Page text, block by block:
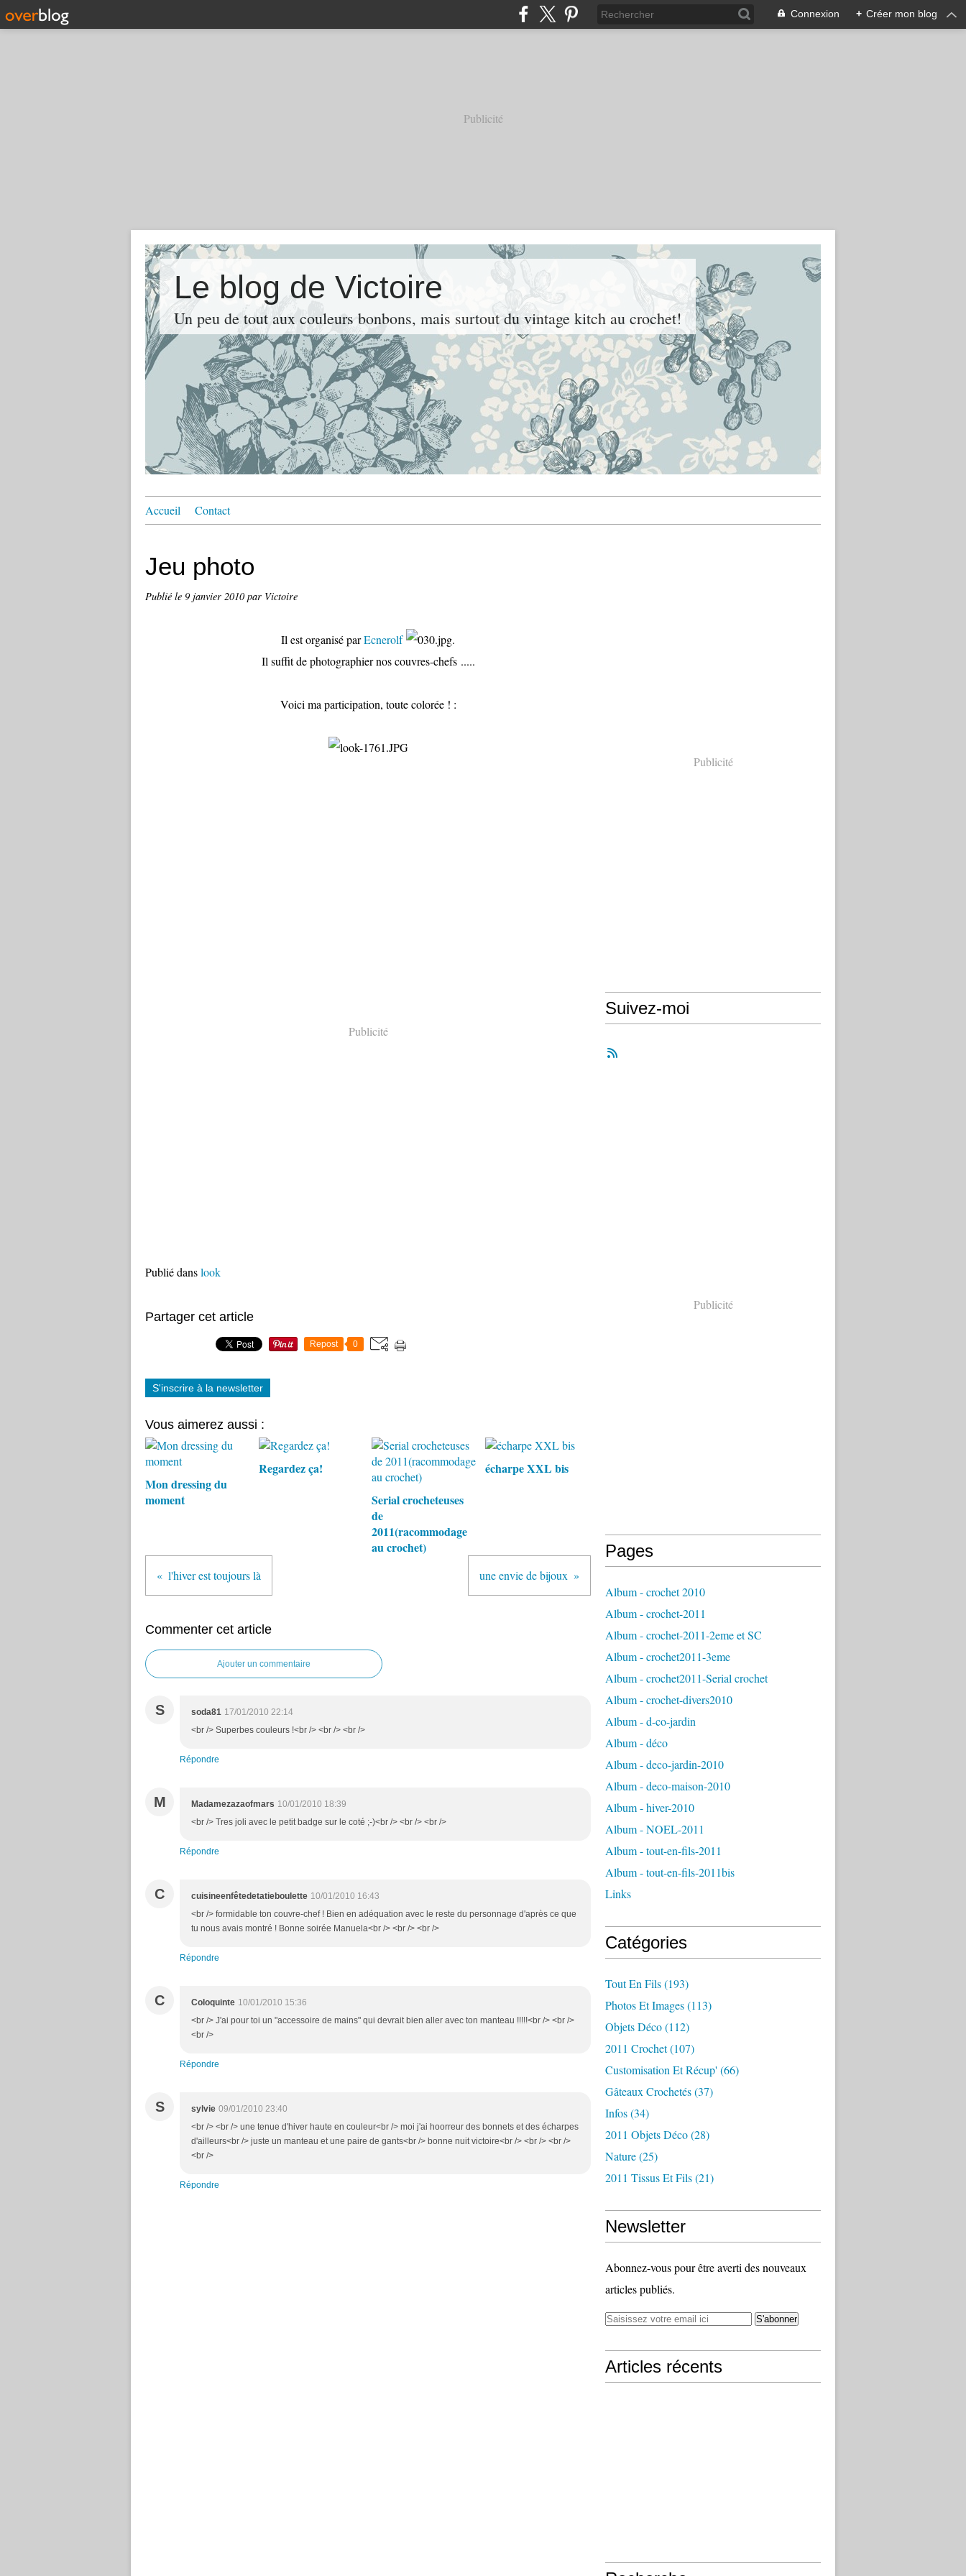
Connexion + Créer mon blog
Publicité
Le blog de Victoire
Un peu de tout aux couleurs bonbons, mais surtout du vintage kitch au crochet!
Accueil Contact
Jeu photo
Publié le 9 janvier 2010par Victoire
Il est organisé parEcnerolf
.
Il suffit de photographier nos couvres-chefs .....
Voici ma participation, toute colorée ! :
Publicité
Publié danslook
Partager cet article
Repost 0
S'inscrire à la newsletter
Vous aimerez aussi :
Mon dressing du
moment
Regardez ça!
Serial crocheteuses
de
2011(racommodage
au crochet)
écharpe XXL bis
l'hiver est toujours là une envie de bijoux
Commenter cet article
Ajouter un commentaire
S soda81 17/01/2010 22:14
<br /> Superbes couleurs !<br /> <br /> <br />
Répondre
M Madamezazaofmars 10/01/2010 18:39
<br /> Tres joli avec le petit badge sur le coté ;-)<br /> <br /> <br />
Répondre
C cuisineenfêtedetatieboulette 10/01/2010 16:43
<br /> formidable ton couvre-chef ! Bien en adéquation avec le reste du personnage d'après ce que
tu nous avais montré ! Bonne soirée Manuela<br /> <br /> <br />
Répondre
C Coloquinte 10/01/2010 15:36
<br /> J'ai pour toi un "accessoire de mains" qui devrait bien aller avec ton manteau !!!!!<br /> <br />
<br />
Répondre
S sylvie 09/01/2010 23:40
<br /> <br /> une tenue d'hiver haute en couleur<br /> moi j'ai hoorreur des bonnets et des écharpes
d'ailleurs<br /> juste un manteau et une paire de gants<br /> bonne nuit victoire<br /> <br /> <br />
<br />
Répondre
Publicité
Suivez-moi
Publicité
Pages
Album - crochet 2010
Album - crochet-2011
Album - crochet-2011-2eme et SC
Album - crochet2011-3eme
Album - crochet2011-Serial crochet
Album - crochet-divers2010
Album - d-co-jardin
Album - déco
Album - deco-jardin-2010
Album - deco-maison-2010
Album - hiver-2010
Album - NOEL-2011
Album - tout-en-fils-2011
Album - tout-en-fils-2011bis
Links
Catégories
Tout En Fils(193)
Photos Et Images(113)
Objets Déco(112)
2011 Crochet(107)
Customisation Et Récup' (66)
Gâteaux Crochetés(37)
Infos(34)
2011 Objets Déco(28)
Nature(25)
2011 Tissus Et Fils(21)
Newsletter
Abonnez-vous pour être averti des nouveaux
articles publiés.
Articles récents